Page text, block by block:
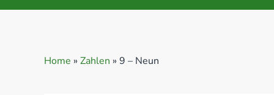
Home » Zahlen » 9 – Neun